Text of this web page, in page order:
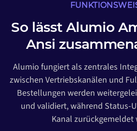
So lässt Alumio
Ansi
Alumio fungiert als zentrales
zwischen Vertriebskanälen und
Bestellungen werden
und validiert, während Status-
Kanal zurückgemeldet